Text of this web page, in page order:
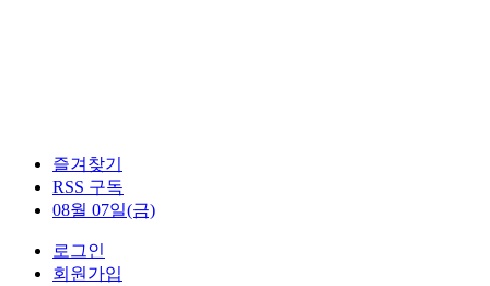
즐겨찾기
RSS 구독
08월 07일(금)
로그인
회원가입